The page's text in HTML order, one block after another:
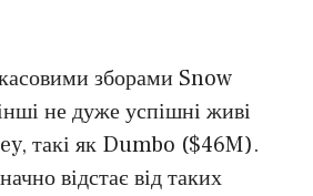
зборами Snow
не дуже успішні живі
такі як Dumbo ($46M).
відстає від таких